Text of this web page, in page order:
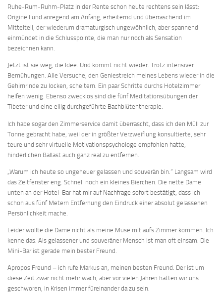
Ruhe-Rum-Ruhm-Platz in der Rente schon heute rechtens sein lässt:
Originell und anregend am Anfang, erheiternd und überraschend im
Mittelteil, der wiederum dramaturgisch ungewöhnlich, aber spannend
einmündet in die Schlusspointe, die man nur noch als Sensation
bezeichnen kann.
Jetzt ist sie weg, die Idee. Und kommt nicht wieder. Trotz intensiver
Bemühungen. Alle Versuche, den Geniestreich meines Lebens wieder in die
Gehirnrinde zu locken, scheitern. Ein paar Schritte durchs Hotelzimmer
helfen wenig. Ebenso zwecklos sind die fünf Meditationsübungen der
Tibeter und eine eilig durchgeführte Bachblütentherapie.
Ich habe sogar den Zimmerservice damit überrascht, dass ich den Müll zur
Tonne gebracht habe, weil der in größter Verzweiflung konsultierte, sehr
teure und sehr virtuelle Motivationspsychologe empfohlen hatte,
hinderlichen Ballast auch ganz real zu entfernen.
„Warum ich heute so ungeheuer gelassen und souverän bin.“ Langsam wird
das Zeitfenster eng. Schnell noch ein kleines Bierchen. Die nette Dame
unten an der Hotel-Bar hat mir auf Nachfrage sofort bestätigt, dass ich
schon aus fünf Metern Entfernung den Eindruck einer absolut gelassenen
Persönlichkeit mache.
Leider wollte die Dame nicht als meine Muse mit aufs Zimmer kommen. Ich
kenne das. Als gelassener und souveräner Mensch ist man oft einsam. Die
Mini-Bar ist gerade mein bester Freund.
Apropos Freund – ich rufe Markus an, meinen besten Freund. Der ist um
diese Zeit zwar nicht mehr wach, aber vor vielen Jahren hatten wir uns
geschworen, in Krisen immer füreinander da zu sein.